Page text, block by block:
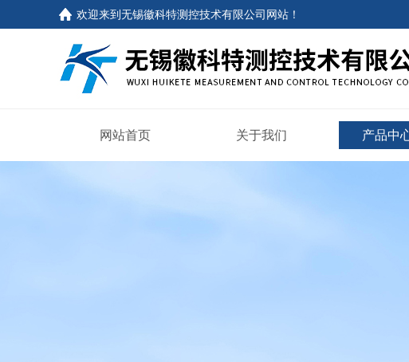
欢迎来到无锡徽科特测控技术有限公司网站 ！
网站首页 关于我们 产品中